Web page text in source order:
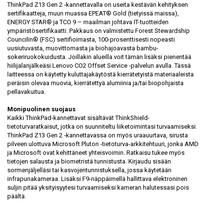
ThinkPad Z13 Gen 2 ‑kannettavalla on useita kestävän kehityksen
sertifikaatteja, muun muassa EPEAT® Gold (tietyissä maissa),
ENERGY STAR® ja TCO 9 – maailman johtava IT-tuotteiden
ympäristösertifikaatti. Pakkaus on valmistettu Forest Stewardship
Councilin® (FSC) sertifioimasta, 100-prosenttisesti nopeasti
uusiutuvasta, muovittomasta ja biohajoavasta bambu-
sokeriruokokuidusta. Joillakin alueilla voit tämän lisäksi pienentää
hiilijalanjälkeäsi Lenovo CO2 Offset Service ‑palvelun avulla. Tässä
laitteessa on käytetty kuluttajakäytöstä kierrätetyistä materiaaleista
peräisin olevaa muovia, kierrätettyä alumiinia ja/tai biopohjaista
pellavakuitua.
Monipuolinen suojaus
Kaikki ThinkPad-kannettavat sisältävät ThinkShield-
tietoturvaratkaisut, jotka on suunniteltu liiketoimintasi turvaamiseksi.
ThinkPad Z13 Gen 2 ‑kannettavassa on myös uraauurtava, sirusta
pilveen ulottuva Microsoft Pluton ‑tietoturva-arkkitehtuuri, jonka AMD
ja Microsoft ovat kehittäneet yhteisvoimin. Ratkaisu tukee myös
tietojen salausta ja biometristä tunnistusta. Kirjaudu sisään
sormenjäljelläsi tai kasvojentunnistuksella, jossa käytetään
infrapunakameraa. Lisäksi F9-näppäimellä hallittava elektroninen
suljin pitää yksityisyytesi turvaamiseksi kameran halutessasi pois
päältä.